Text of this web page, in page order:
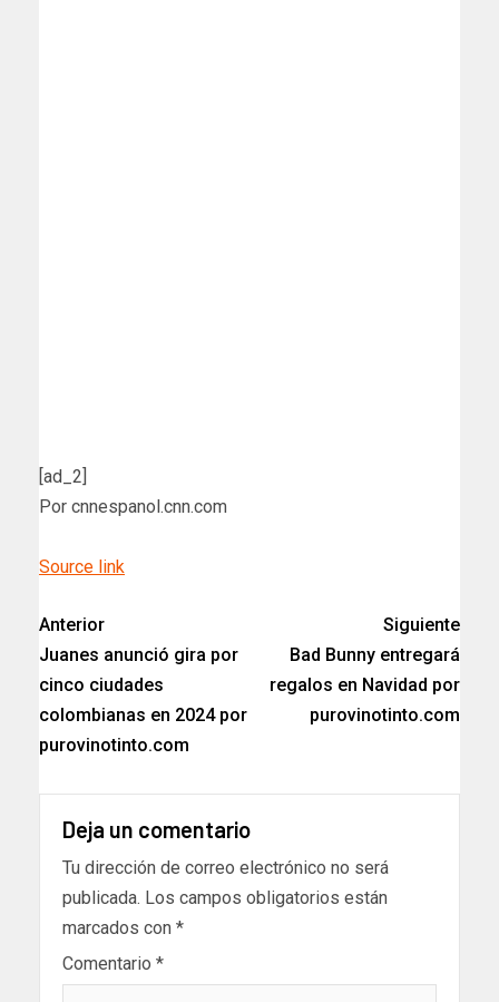
[ad_2]
Por cnnespanol.cnn.com
Source link
Anterior
Juanes anunció gira por
cinco ciudades
colombianas en 2024 por
purovinotinto.com
Siguiente
Bad Bunny entregará
regalos en Navidad por
purovinotinto.com
Deja un comentario
Tu dirección de correo electrónico no será
publicada. Los campos obligatorios están
marcados con *
Comentario *